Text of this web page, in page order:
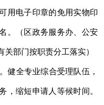
用电子印章的免用实物印
。（区政务服务办、公安
部门按职责分工落实）
健全专业综合受理队伍，
，缩短申请人等候时间。